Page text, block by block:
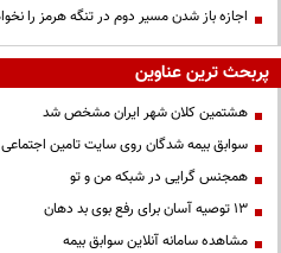
اجازه باز شدن مسیر دوم در تنگه هرمز را
پربحث ترین عناوین
هشتمین کلان شهر ایران مشخص شد
سوابق بیمه شدگان روی سایت تامین اجتماعی
همجنس گرایی در شبکه من و تو
13 توصیه آسان برای رفع بوی بد دهان
مشاهده سامانه آنلاين سوابق بیمه